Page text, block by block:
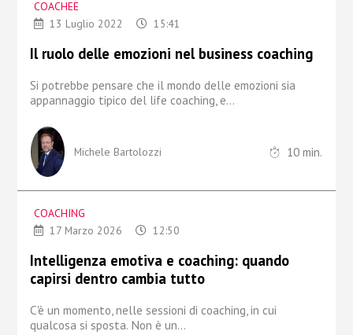
COACHEE
13 Luglio 2022
15:41
Il ruolo delle emozioni nel business coaching
Si potrebbe pensare che il mondo delle emozioni sia
appannaggio tipico del life coaching, e...
Michele Bartolozzi 10 min.
COACHING
17 Marzo 2026
12:50
Intelligenza emotiva e coaching: quando
capirsi dentro cambia tutto
C'è un momento, nelle sessioni di coaching, in cui
qualcosa si sposta. Non è un...